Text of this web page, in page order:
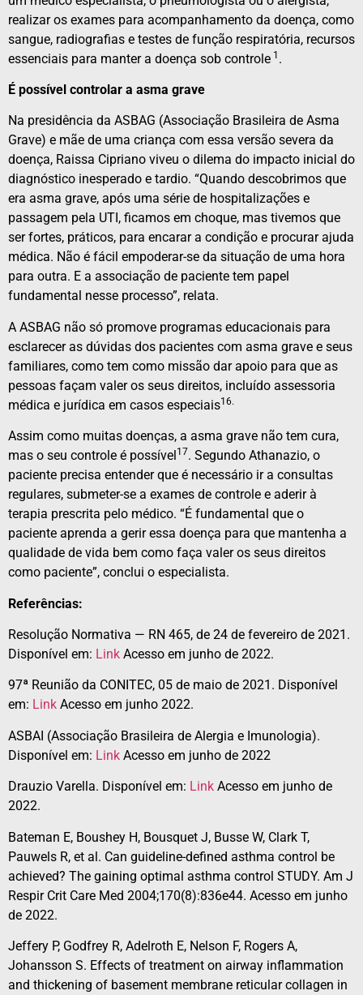
realizar os exames para acompanhamento da doença, como
sangue, radiografias e testes de função respiratória, recursos
essenciais para manter a doença sob controle 1 .
É possível controlar a asma grave
Na presidência da ASBAG (Associação Brasileira de Asma
Grave) e mãe de uma criança com essa versão severa da
doença, Raissa Cipriano viveu o dilema do impacto inicial do
diagnóstico inesperado e tardio. “Quando descobrimos que
era asma grave, após uma série de hospitalizações e
passagem pela UTI, ficamos em choque, mas tivemos que
ser fortes, práticos, para encarar a condição e procurar ajuda
médica. Não é fácil empoderar-se da situação de uma hora
para outra. E a associação de paciente tem papel
fundamental nesse processo”, relata.
A ASBAG não só promove programas educacionais para
esclarecer as dúvidas dos pacientes com asma grave e seus
familiares, como tem como missão dar apoio para que as
pessoas façam valer os seus direitos, incluído assessoria
médica e jurídica em casos especiais16.
Assim como muitas doenças, a asma grave não tem cura,
mas o seu controle é possível 17. Segundo Athanazio, o
paciente precisa entender que é necessário ir a consultas
regulares, submeter-se a exames de controle e aderir à
terapia prescrita pelo médico. “É fundamental que o
paciente aprenda a gerir essa doença para que mantenha a
qualidade de vida bem como faça valer os seus direitos
como paciente”, conclui o especialista.
Referências:
Resolução Normativa — RN 465, de 24 de fevereiro de 2021.
Disponível em: Link Acesso em junho de 2022.
97ª Reunião da CONITEC, 05 de maio de 2021. Disponível
em: Link Acesso em junho 2022.
ASBAI (Associação Brasileira de Alergia e Imunologia).
Disponível em: Link Acesso em junho de 2022
Drauzio Varella. Disponível em: Link Acesso em junho de
2022.
Bateman E, Boushey H, Bousquet J, Busse W, Clark T,
Pauwels R, et al. Can guideline-defined asthma control be
achieved? The gaining optimal asthma control STUDY. Am J
Respir Crit Care Med 2004;170(8):836e44. Acesso em junho
de 2022.
Jeffery P, Godfrey R, Adelroth E, Nelson F, Rogers A,
Johansson S. Effects of treatment on airway inflammation
and thickening of basement membrane reticular collagen in